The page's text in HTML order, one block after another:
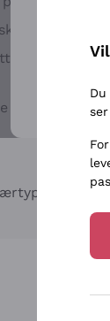
sulfitter eller
VinavlereFor flere